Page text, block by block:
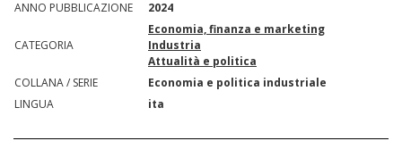
ANNO PUBBLICAZIONE
2024
CATEGORIA
Economia, finanza e marketing
Industria
Attualità e politica
COLLANA / SERIE
Economia e politica industriale
LINGUA
ita